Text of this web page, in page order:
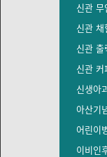
신관 무
신관 채
신관 출
신관 커
신생아
아산기
어린이
이비인